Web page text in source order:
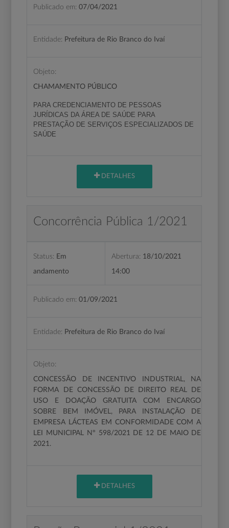
Publicado em: 07/04/2021
Entidade: Prefeitura de Rio Branco do Ivaí
Objeto:
CHAMAMENTO PÚBLICO
PARA CREDENCIAMENTO DE PESSOAS
JURÍDICAS DA ÁREA DE SAÚDE PARA
PRESTAÇÃO DE SERVIÇOS ESPECIALIZADOS DE
SAÚDE
DETALHES
Concorrência Pública 1/2021
Status: Em
andamento
Abertura: 18/10/2021
14:00
Publicado em: 01/09/2021
Entidade: Prefeitura de Rio Branco do Ivaí
Objeto:
CONCESSÃO DE INCENTIVO INDUSTRIAL, NA
FORMA DE CONCESSÃO DE DIREITO REAL DE
USO E DOAÇÃO GRATUITA COM ENCARGO
SOBRE BEM IMÓVEL, PARA INSTALAÇÃO DE
EMPRESA LÁCTEAS EM CONFORMIDADE COM A
LEI MUNICIPAL Nº 598/2021 DE 12 DE MAIO DE
2021 .
DETALHES